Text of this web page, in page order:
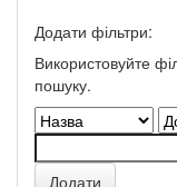
Додати фільтри:
Використовуйте
пошуку.